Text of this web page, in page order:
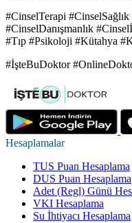
#CinselTerapi
#CinselDanışmanlık
#Tıp #Psikoloji #Kütahya
#İşteBuDoktor
Hesaplamalar
TUS Puan Hesaplama
DUS Puan Hesaplama
Adet (Regl) Günü
VKI Hesaplama
Su İhtiyacı Hesaplama